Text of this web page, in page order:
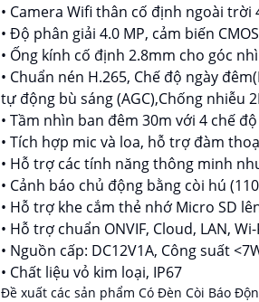
• Camera Wifi thân cố định ngoài trời
• Độ phân giải 4.0 MP, cảm biến
• Ống kính cố định 2.8mm cho góc
• Chuẩn nén H.265, Chế độ ngày
tự động bù sáng (AGC),Chống nhiễu
• Tầm nhìn ban đêm 30m với 4 chế
• Tích hợp mic và loa, hỗ trợ đàm
• Hỗ trợ các tính năng thông minh
• Cảnh báo chủ động bằng còi hú
• Hỗ trợ khe cắm thẻ nhớ Micro SD
• Hỗ trợ chuẩn ONVIF, Cloud, LAN,
• Nguồn cấp: DC12V1A, Công suất
• Chất liệu vỏ kim loại, IP67
Đề xuất các sản phẩm Có Đèn Còi Báo